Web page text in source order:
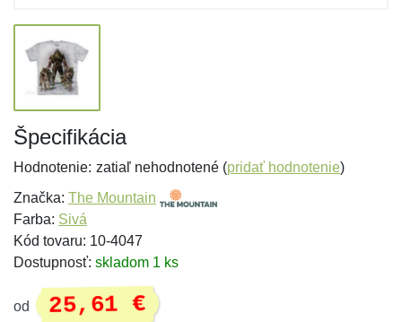
Špecifikácia
Hodnotenie: zatiaľ nehodnotené (pridať hodnotenie)
Značka: The Mountain
Farba: Sivá
Kód tovaru: 10-4047
Dostupnosť: skladom 1 ks
od 25,61 €